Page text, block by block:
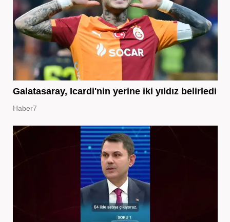
Galatasaray, Icardi'nin yerine iki yıldız belirledi
Haber7